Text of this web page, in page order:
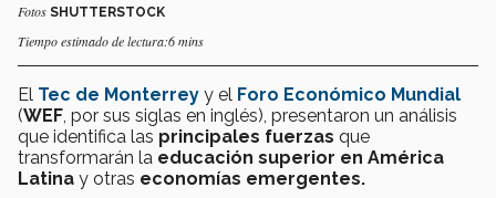
Fotos SHUTTERSTOCK
Tiempo estimado de lectura:6 mins
El Tec de Monterrey y el Foro Económico Mundial
(WEF , por sus siglas en inglés), presentaron un análisis
que identifica las principales fuerzas que
transformarán la educación superior en América
Latina y otras economías emergentes.